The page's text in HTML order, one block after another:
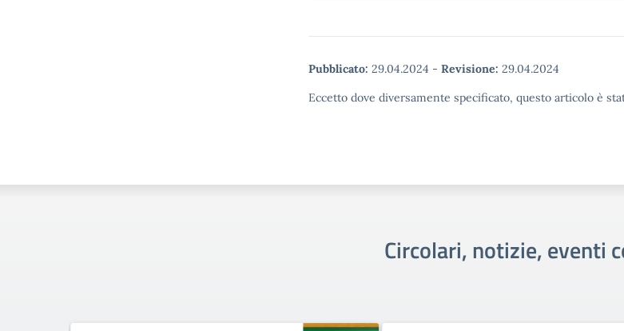
Pubblicato: 29.04.2024 - Revisione: 29.04.2024
Eccetto dove diversamente specificato, questo articolo è
Circolari, notizie, eventi